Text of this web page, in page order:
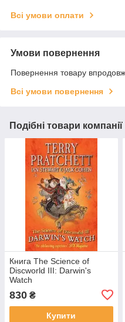
Всі умови оплати
Умови повернення
Повернення товару
Всі умови повернення
Подібні товари компанії
Книга The Science of
Discworld III: Darwin's
Watch
830 ₴
Купити